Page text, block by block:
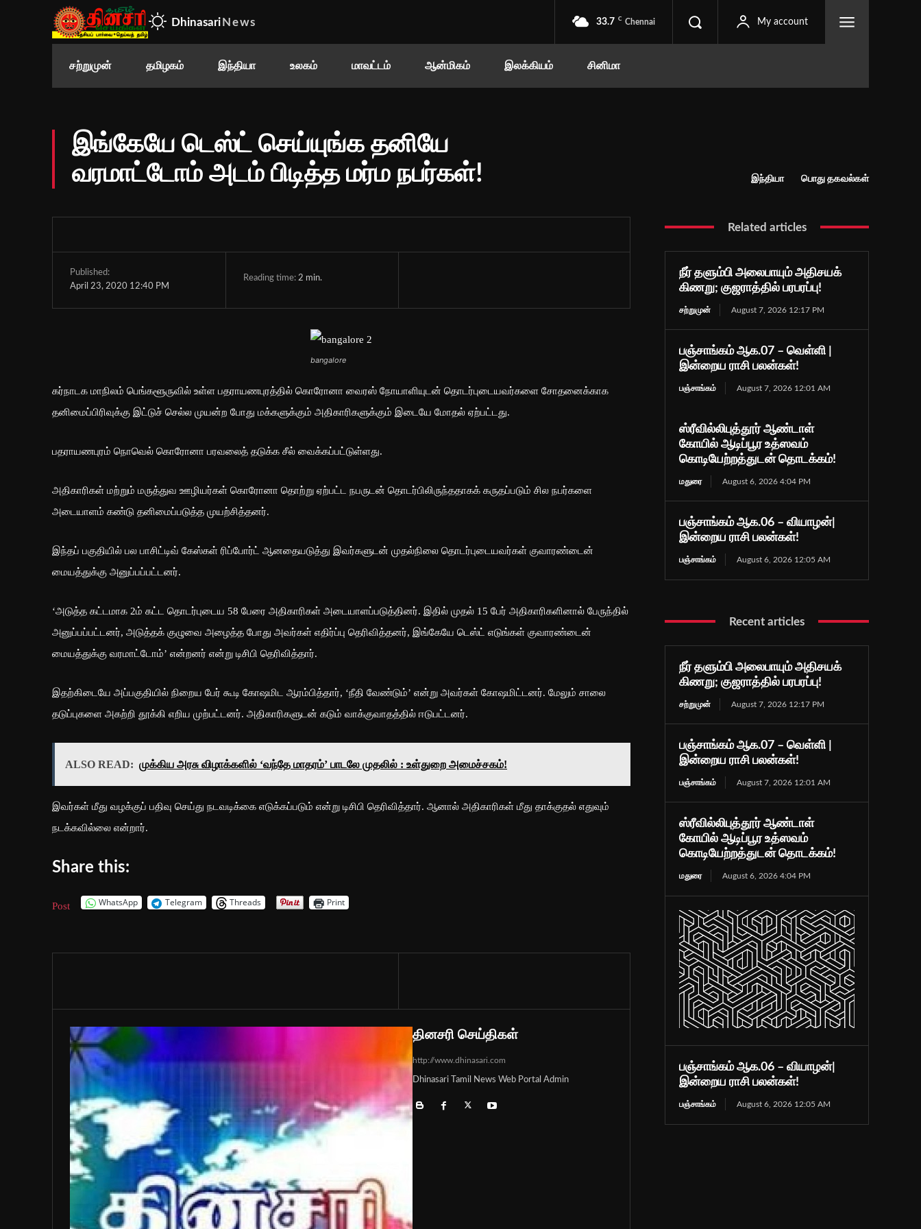
Dhinasari News 33.7 C Chennai My account
சற்றுமுன் தமிழகம் இந்தியா உலகம் மாவட்டம் ஆன்மிகம் இலக்கியம் சினிமா
இங்கேயே டெஸ்ட் செய்யுங்க தனியே
வரமாட்டோம் அடம் பிடித்த மர்ம நபர்கள்!
இந்தியா பொது தகவல்கள்
Published:
April 23, 2020 12:40 PM
Reading time: 2 min.
bangalore
கர்நாடக மாநிலம் பெங்களூருவில் உள்ள பதராயணபுரத்தில் கொரோனா வைரஸ் நோயாளியுடன் தொடர்புடையவர்களை சோதனைக்காக
தனிமைப்பிரிவுக்கு இட்டுச் செல்ல முயன்ற போது மக்களுக்கும் அதிகாரிகளுக்கும் இடையே மோதல் ஏற்பட்டது.
பதராயணபுரம் நொவெல் கொரோனா பரவலைத் தடுக்க சீல் வைக்கப்பட்டுள்ளது.
அதிகாரிகள் மற்றும் மருத்துவ ஊழியர்கள் கொரோனா தொற்று ஏற்பட்ட நபருடன் தொடர்பிலிருந்ததாகக் கருதப்படும் சில நபர்களை
அடையாளம் கண்டு தனிமைப்படுத்த முயற்சித்தனர்.
இந்தப் பகுதியில் பல பாசிட்டிவ் கேஸ்கள் ரிப்போர்ட் ஆனதையடுத்து இவர்களுடன் முதல்நிலை தொடர்புடையவர்கள் குவாரண்டைன்
மையத்துக்கு அனுப்பப்பட்டனர்.
‘அடுத்த கட்டமாக 2ம் கட்ட தொடர்புடைய 58 பேரை அதிகாரிகள் அடையாளப்படுத்தினர். இதில் முதல் 15 பேர் அதிகாரிகளினால் பேருந்தில்
அனுப்பப்பட்டனர், அடுத்தக் குழுவை அழைத்த போது அவர்கள் எதிர்ப்பு தெரிவித்தனர், இங்கேயே டெஸ்ட் எடுங்கள் குவாரண்டைன்
மையத்துக்கு வரமாட்டோம்’ என்றனர் என்று டிசிபி தெரிவித்தார்.
இதற்கிடையே அப்பகுதியில் நிறைய பேர் கூடி கோஷமிட ஆரம்பித்தார், ‘நீதி வேண்டும்’ என்று அவர்கள் கோஷமிட்டனர். மேலும் சாலை
தடுப்புகளை அகற்றி தூக்கி எறிய முற்பட்டனர். அதிகாரிகளுடன் கடும் வாக்குவாதத்தில் ஈடுபட்டனர்.
ALSO READ: முக்கிய அரசு விழாக்களில் ‘வந்தே மாதரம்’ பாடலே முதலில் : உள்துறை அமைச்சகம்!
இவர்கள் மீது வழக்குப் பதிவு செய்து நடவடிக்கை எடுக்கப்படும் என்று டிசிபி தெரிவித்தார். ஆனால் அதிகாரிகள் மீது தாக்குதல் எதுவும்
நடக்கவில்லை என்றார்.
Share this:
Post WhatsApp Telegram Threads Print
தினசரி செய்திகள்
http://www.dhinasari.com
Dhinasari Tamil News Web Portal Admin
Related articles
நீர் தளும்பி அலைபாயும் அதிசயக்
கிணறு; குஜராத்தில் பரபரப்பு!
சற்றுமுன் August 7, 2026 12:17 PM
பஞ்சாங்கம் ஆக.07 – வெள்ளி |
இன்றைய ராசி பலன்கள்!
பஞ்சாங்கம் August 7, 2026 12:01 AM
ஸ்ரீவில்லிபுத்தூர் ஆண்டாள்
கோயில் ஆடிப்பூர உத்ஸவம்
கொடியேற்றத்துடன் தொடக்கம்!
மதுரை August 6, 2026 4:04 PM
பஞ்சாங்கம் ஆக.06 – வியாழன்|
இன்றைய ராசி பலன்கள்!
பஞ்சாங்கம் August 6, 2026 12:05 AM
Recent articles
நீர் தளும்பி அலைபாயும் அதிசயக்
கிணறு; குஜராத்தில் பரபரப்பு!
சற்றுமுன் August 7, 2026 12:17 PM
பஞ்சாங்கம் ஆக.07 – வெள்ளி |
இன்றைய ராசி பலன்கள்!
பஞ்சாங்கம் August 7, 2026 12:01 AM
ஸ்ரீவில்லிபுத்தூர் ஆண்டாள்
கோயில் ஆடிப்பூர உத்ஸவம்
கொடியேற்றத்துடன் தொடக்கம்!
மதுரை August 6, 2026 4:04 PM
பஞ்சாங்கம் ஆக.06 – வியாழன்|
இன்றைய ராசி பலன்கள்!
பஞ்சாங்கம் August 6, 2026 12:05 AM